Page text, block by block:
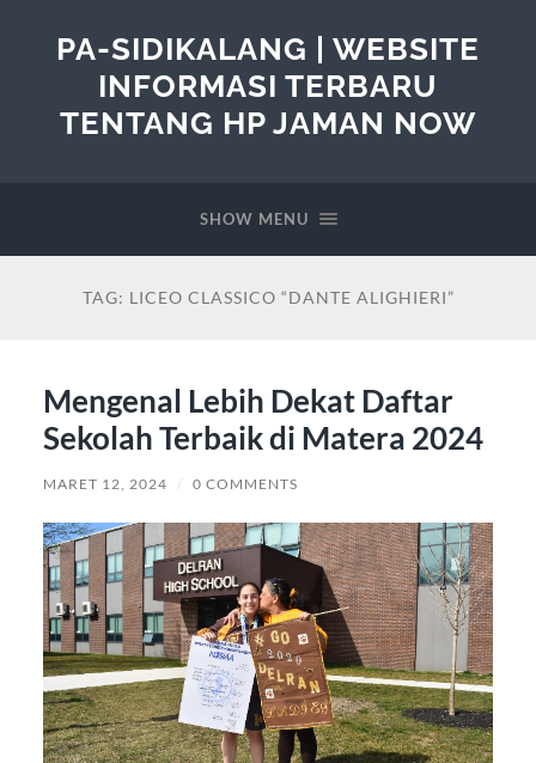
PA-SIDIKALANG | WEBSITE
INFORMASI TERBARU
TENTANG HP JAMAN NOW
SHOW MENU
TAG: LICEO CLASSICO “DANTE ALIGHIERI”
Mengenal Lebih Dekat Daftar
Sekolah Terbaik di Matera 2024
MARET 12, 2024 / 0 COMMENTS